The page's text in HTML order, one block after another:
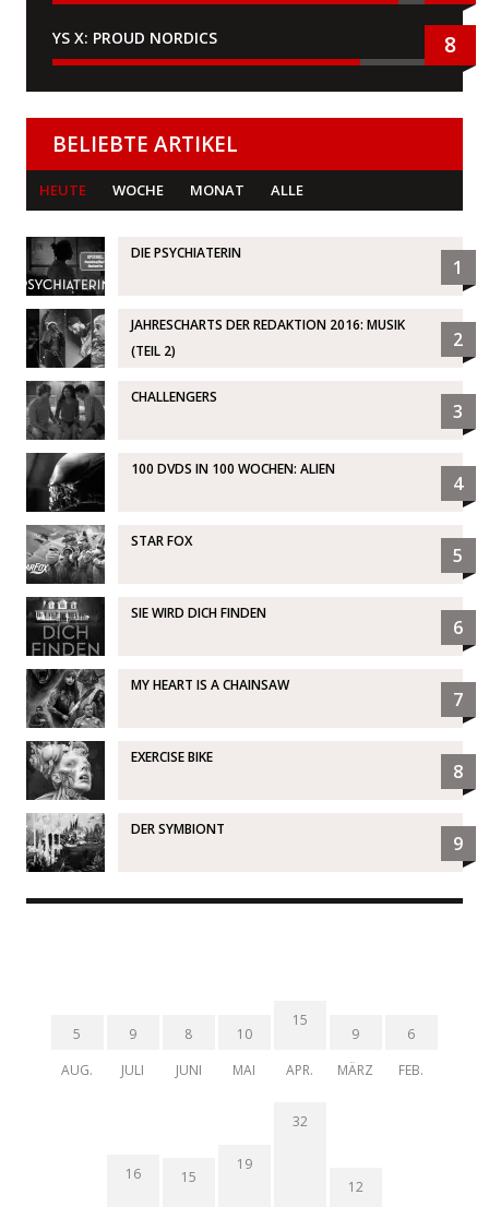
YS X: PROUD NORDICS 8
BELIEBTE ARTIKEL
HEUTE WOCHE MONAT ALLE
DIE PSYCHIATERIN
1
JAHRESCHARTS DER REDAKTION 2016: MUSIK
(TEIL 2)
2
CHALLENGERS
3
100 DVDS IN 100 WOCHEN: ALIEN
4
STAR FOX
5
SIE WIRD DICH FINDEN
6
MY HEART IS A CHAINSAW
7
EXERCISE BIKE
8
DER SYMBIONT
9
5
AUG.
9
JULI
8
JUNI
10
MAI
15
APR.
9
MÄRZ
6
FEB.
16 15
19
32
12